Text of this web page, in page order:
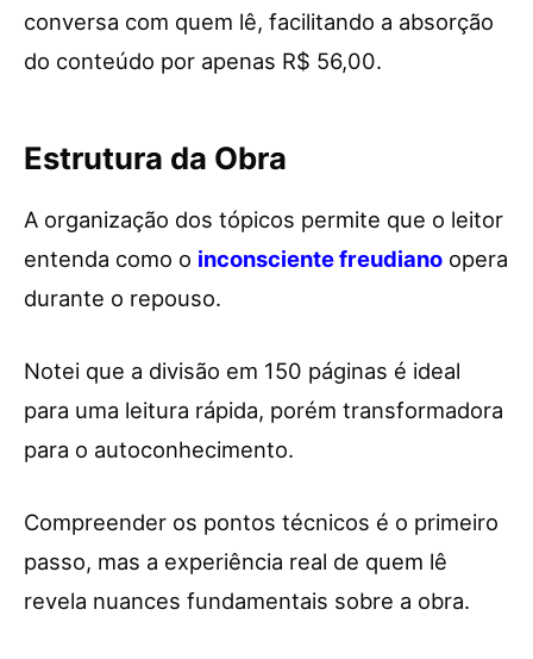
conversa com quem lê, facilitando a absorção
do conteúdo por apenas R$ 56,00.
Estrutura da Obra
A organização dos tópicos permite que o leitor
entenda como o inconsciente freudiano opera
durante o repouso.
Notei que a divisão em 150 páginas é ideal
para uma leitura rápida, porém transformadora
para o autoconhecimento.
Compreender os pontos técnicos é o primeiro
passo, mas a experiência real de quem lê
revela nuances fundamentais sobre a obra.